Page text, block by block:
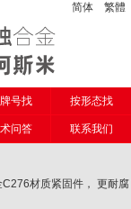
简体 繁體
号找 按形态找
问答 联系我们
材质紧固件， 更耐腐